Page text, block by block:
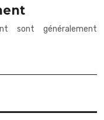
sont généralement